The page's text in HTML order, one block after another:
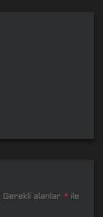
Gerekli alanlar * ile